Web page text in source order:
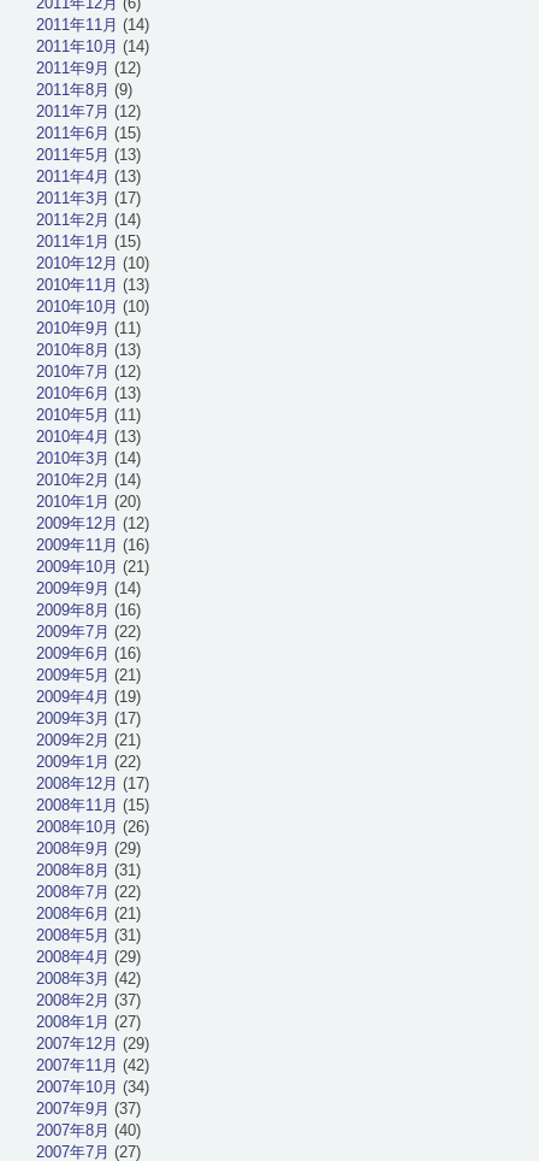
2011年11月 (14)
2011年10月 (14)
2011年9月 (12)
2011年8月 (9)
2011年7月 (12)
2011年6月 (15)
2011年5月 (13)
2011年4月 (13)
2011年3月 (17)
2011年2月 (14)
2011年1月 (15)
2010年12月 (10)
2010年11月 (13)
2010年10月 (10)
2010年9月 (11)
2010年8月 (13)
2010年7月 (12)
2010年6月 (13)
2010年5月 (11)
2010年4月 (13)
2010年3月 (14)
2010年2月 (14)
2010年1月 (20)
2009年12月 (12)
2009年11月 (16)
2009年10月 (21)
2009年9月 (14)
2009年8月 (16)
2009年7月 (22)
2009年6月 (16)
2009年5月 (21)
2009年4月 (19)
2009年3月 (17)
2009年2月 (21)
2009年1月 (22)
2008年12月 (17)
2008年11月 (15)
2008年10月 (26)
2008年9月 (29)
2008年8月 (31)
2008年7月 (22)
2008年6月 (21)
2008年5月 (31)
2008年4月 (29)
2008年3月 (42)
2008年2月 (37)
2008年1月 (27)
2007年12月 (29)
2007年11月 (42)
2007年10月 (34)
2007年9月 (37)
2007年8月 (40)
2007年7月 (27)